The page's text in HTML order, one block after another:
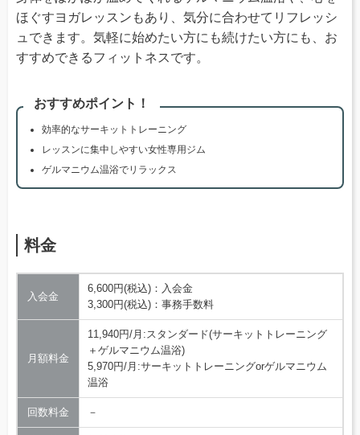
ほぐすヨガレッスンもあり、気分に合わせてリフレッシ
ュできます。気軽に始めたい方にも続けたい方にも、お
すすめできるフィットネスです。
おすすめポイント！
効率的なサーキットトレーニング
レッスンに集中しやすい女性専用ジム
ゲルマニウム温浴でリラックス
料金
入会金
6,600円(税込)：入会金
3,300円(税込)：事務手数料
月額料金
11,940円/月:スタンダード(サーキットトレーニング
＋ゲルマニウム温浴)
5,970円/月:サーキットトレーニングorゲルマニウム
温浴
回数料金 －